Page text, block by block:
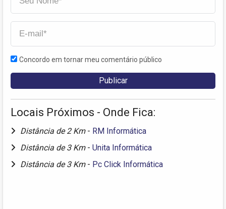
Concordo em tornar meu comentário público
Locais Próximos - Onde Fica:
Distância de 2 Km - RM Informática
Distância de 3 Km - Unita Informática
Distância de 3 Km - Pc Click Informática